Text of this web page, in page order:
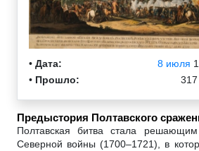
• Дата: 8 июля
• Прошло: 317
Предыстория Полтавского
Полтавская битва стала
Северной войны (1700–1721), в